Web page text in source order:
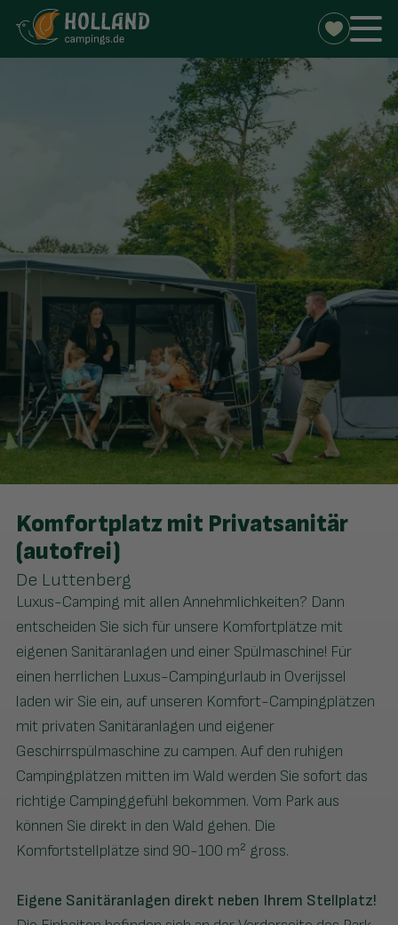
Komfortplatz mit Privatsanitär
(autofrei)
De Luttenberg
Luxus-Camping mit allen Annehmlichkeiten? Dann
entscheiden Sie sich für unsere Komfortplätze mit
eigenen Sanitäranlagen und einer Spülmaschine! Für
einen herrlichen Luxus-Campingurlaub in Overijssel
laden wir Sie ein, auf unseren Komfort-Campingplätzen
mit privaten Sanitäranlagen und eigener
Geschirrspülmaschine zu campen. Auf den ruhigen
Campingplätzen mitten im Wald werden Sie sofort das
richtige Campinggefühl bekommen. Vom Park aus
können Sie direkt in den Wald gehen. Die
Komfortstellplätze sind 90-100 m² gross.
Eigene Sanitäranlagen direkt neben Ihrem Stellplatz!